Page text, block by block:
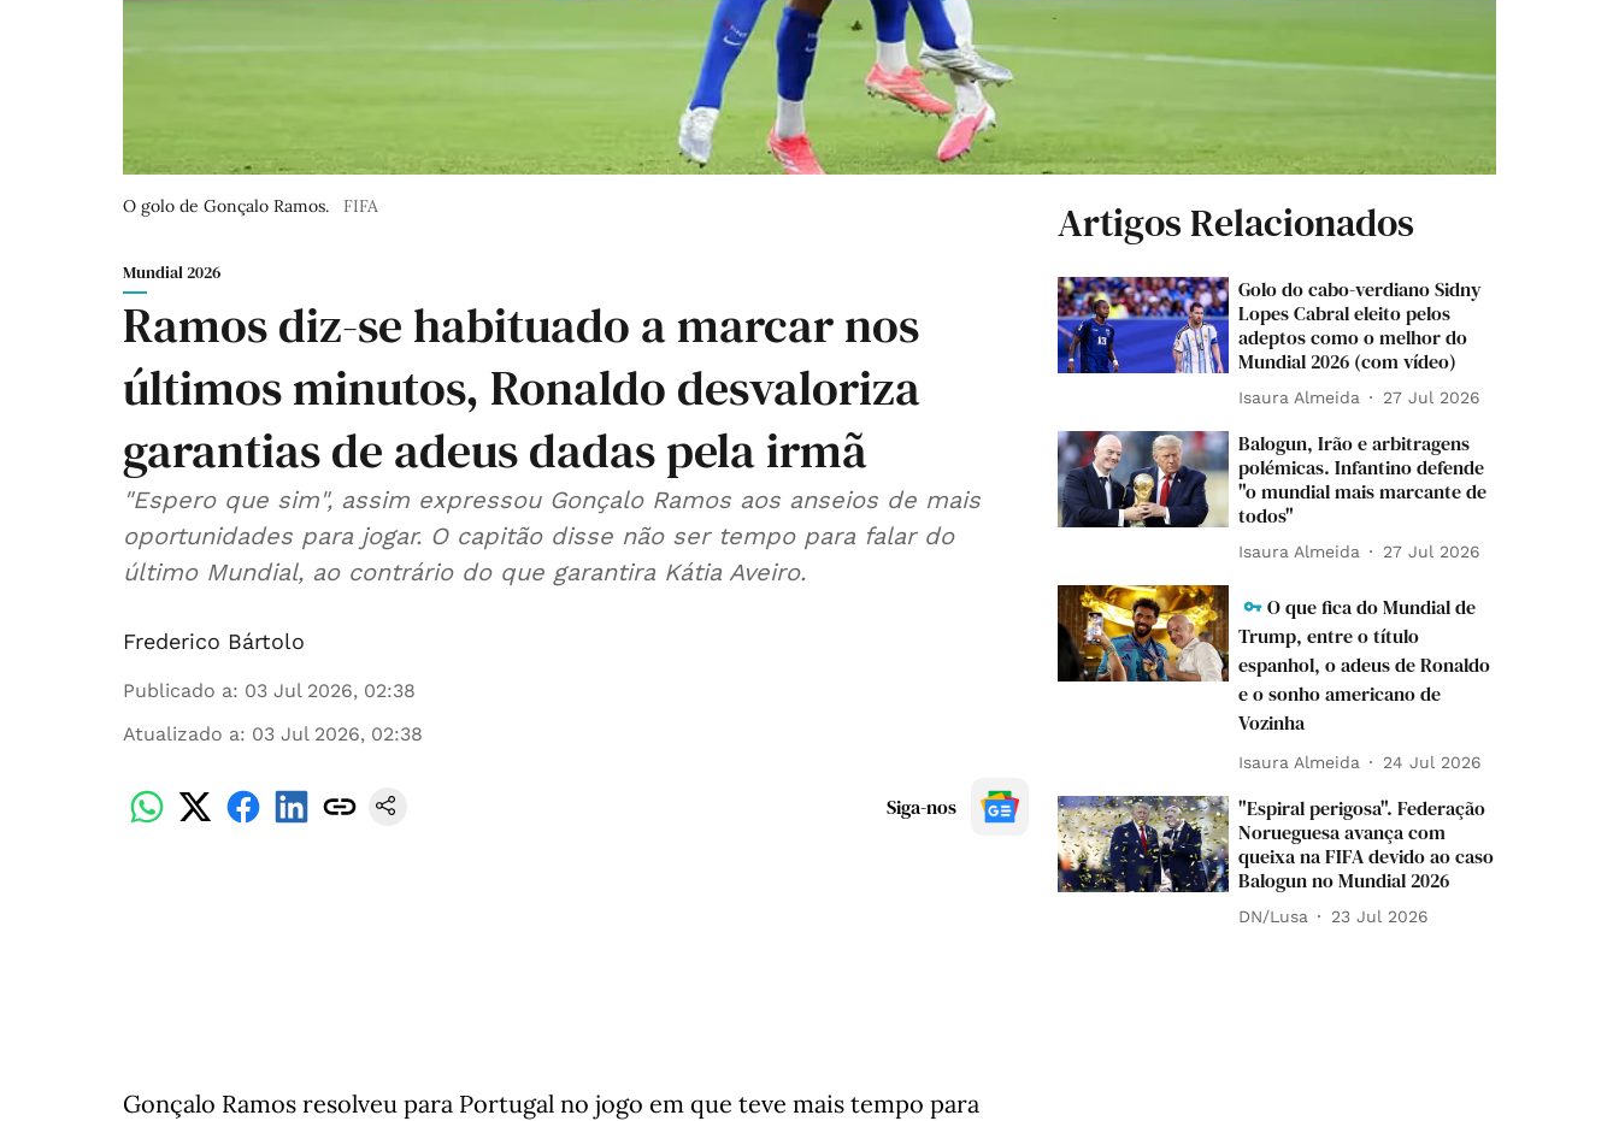
O golo de Gonçalo Ramos. FIFA
Mundial 2026
Ramos diz-se habituado a marcar nos
últimos minutos, Ronaldo desvaloriza
garantias de adeus dadas pela irmã
"Espero que sim", assim expressou Gonçalo Ramos aos anseios de mais
oportunidades para jogar. O capitão disse não ser tempo para falar do
último Mundial, ao contrário do que garantira Kátia Aveiro.
Frederico Bártolo
Publicado a: 03 Jul 2026, 02:38
Atualizado a: 03 Jul 2026, 02:38
Siga-nos
Gonçalo Ramos resolveu para Portugal no jogo em que teve mais tempo para
Artigos Relacionados
Golo do cabo-verdiano Sidny
Lopes Cabral eleito pelos
adeptos como o melhor do
Mundial 2026 (com vídeo)
Isaura Almeida 27 Jul 2026
Balogun, Irão e arbitragens
polémicas. Infantino defende
"o mundial mais marcante de
todos"
Isaura Almeida 27 Jul 2026
O que fica do Mundial de
Trump, entre o título
espanhol, o adeus de Ronaldo
e o sonho americano de
Vozinha
Isaura Almeida 24 Jul 2026
"Espiral perigosa". Federação
Norueguesa avança com
queixa na FIFA devido ao caso
Balogun no Mundial 2026
DN/Lusa 23 Jul 2026